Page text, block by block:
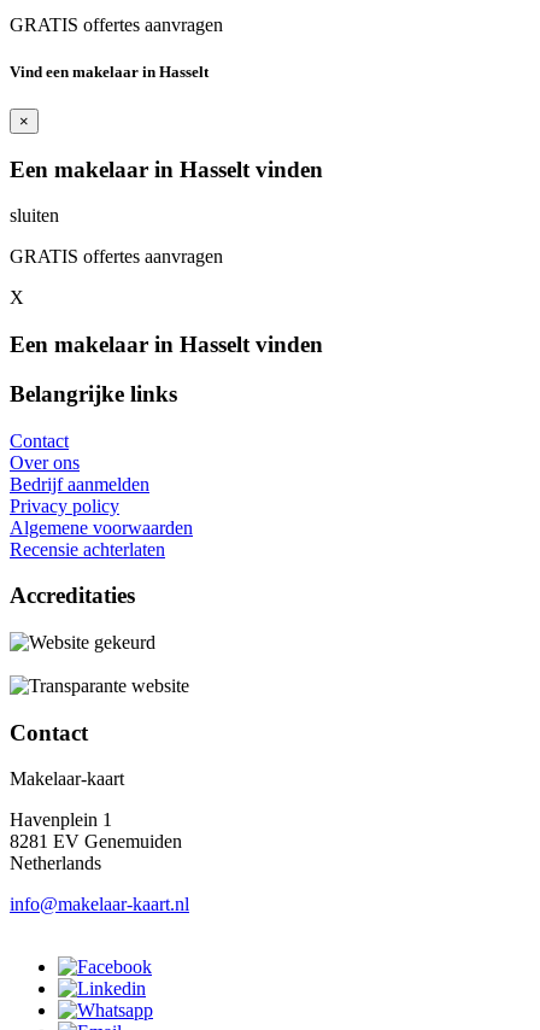
GRATIS offertes aanvragen
Vind een makelaar in Hasselt
×
Een makelaar in Hasselt vinden
sluiten
GRATIS offertes aanvragen
X
Een makelaar in Hasselt vinden
Belangrijke links
Contact
Over ons
Bedrijf aanmelden
Privacy policy
Algemene voorwaarden
Recensie achterlaten
Accreditaties
Contact
Makelaar-kaart
Havenplein 1
8281 EV Genemuiden
Netherlands
info@makelaar-kaart.nl